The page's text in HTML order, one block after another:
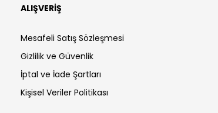
ALIŞVERİŞ
Mesafeli Satış Sözleşmesi
Gizlilik ve Güvenlik
İptal ve İade Şartları
Kişisel Veriler Politikası